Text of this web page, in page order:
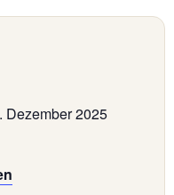
Dezember 2025